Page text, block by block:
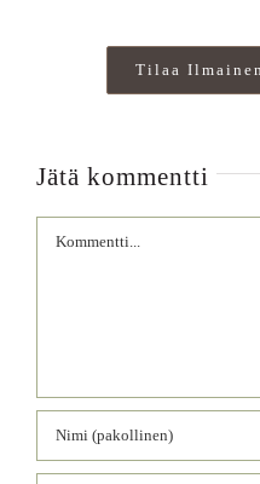
Tilaa
Jätä kommentti
Comment